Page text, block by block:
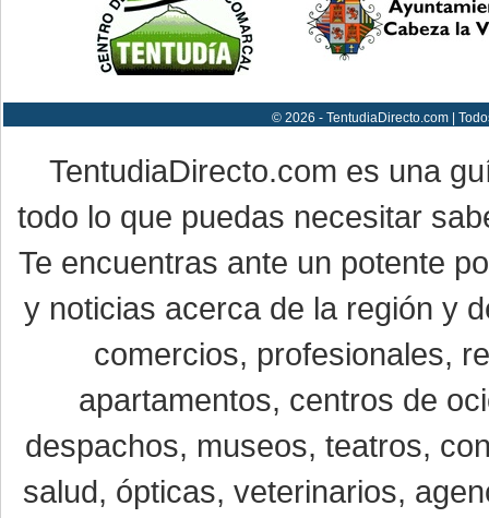
© 2026 - TentudiaDirecto.com |
TentudiaDirecto.com es una
todo lo que puedas necesitar
Te encuentras ante un potente
y noticias acerca de la región y
comercios, profesionales,
apartamentos, centros de
despachos, museos, teatros,
salud, ópticas, veterinarios,